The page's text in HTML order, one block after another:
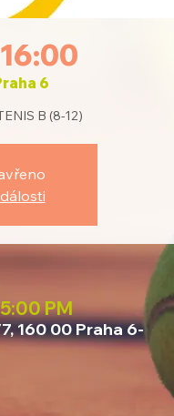
6
B (8-12)
PM
160 00 Praha 6-